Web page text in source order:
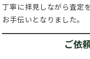
丁寧に拝見しながら査定
お手伝いとなりました。
ご依